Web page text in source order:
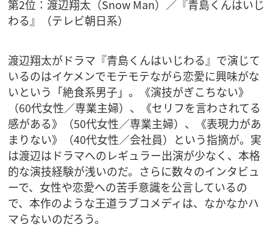
第2位：渡辺翔太（Snow Man）／『青島くんはいじ
わる』（テレビ朝日系）
渡辺翔太がドラマ『青島くんはいじわる』で演じて
いるのはイケメンでモテモテながら恋愛に興味がな
いという「絶食系男子」。《演技がぎこちない》
（60代女性／専業主婦）、《セリフを言わされてる
感がある》（50代女性／専業主婦）、《表現力があ
まりない》（40代女性／会社員）という指摘が。実
は渡辺はドラマへのレギュラー出演が少なく、本格
的な演技経験が浅いのだ。さらに数々のインタビュ
ーで、女性や恋愛への苦手意識を公言しているの
で、本作のような王道ラブコメディは、なかなかハ
マらないのだろう。